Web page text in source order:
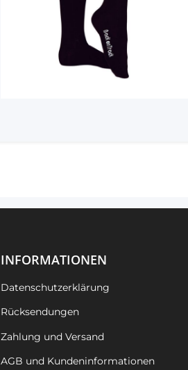
INFORMATIONEN
Datenschutzerklärung
Rücksendungen
Zahlung und Versand
AGB und Kundeninformationen